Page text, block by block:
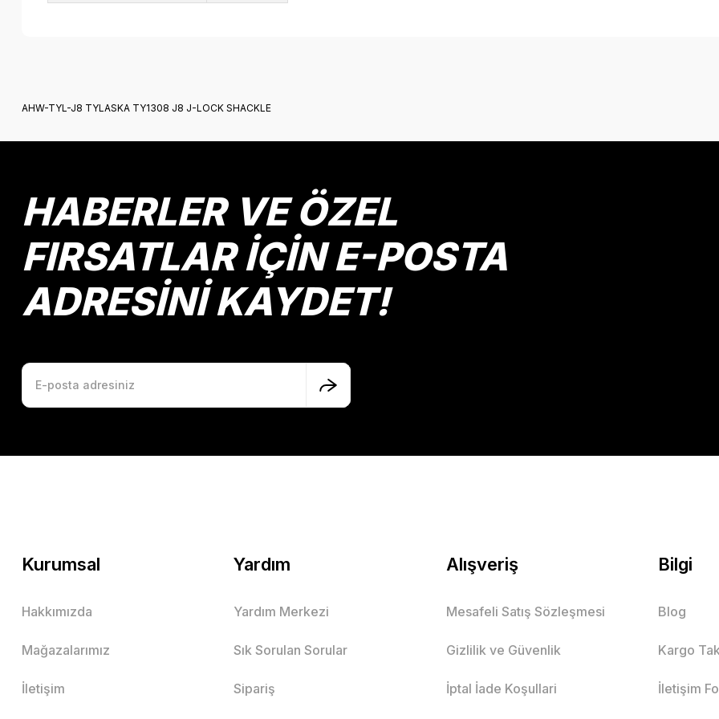
Yorum Yaz
Bu ürüne benzer farklı alternatifler olmalı.
AHW-TYL-J8 TYLASKA TY1308 J8 J-LOCK SHACKLE
HABERLER VE ÖZEL
FIRSATLAR İÇİN E-POSTA
ADRESİNİ KAYDET!
Kurumsal
Hakkımızda
Mağazalarımız
İletişim
Yardım
Yardım Merkezi
Sık Sorulan Sorular
Sipariş
Alışveriş
Mesafeli Satış Sözleşmesi
Gizlilik ve Güvenlik
İptal İade Koşullari
Bilgi
Blog
Kargo
İletişim